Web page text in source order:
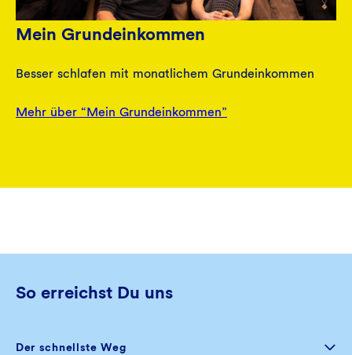
Mein Grundeinkommen
Besser schlafen mit monatlichem Grundeinkommen
Mehr über “Mein Grundeinkommen”
So erreichst Du uns
Der schnellste Weg